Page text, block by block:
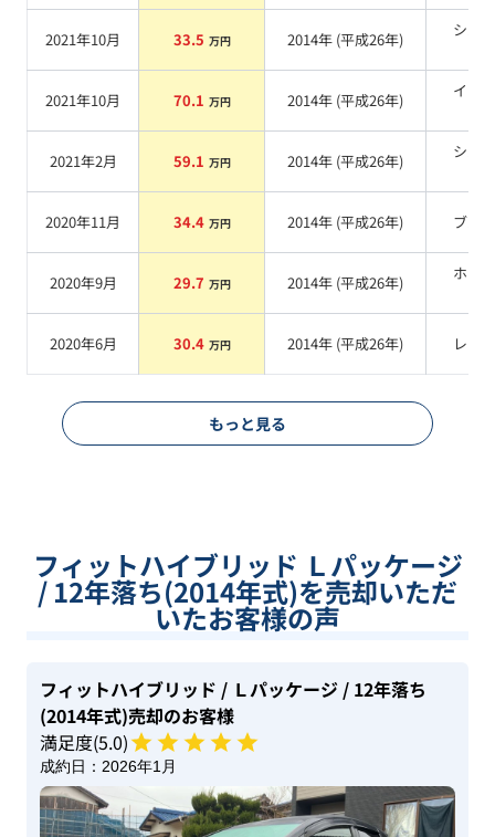
2021年10月 33.5 万円 2014年 (平成26年)
シル
2021年10月 70.1 万円 2014年 (平成26年)
イエ
2021年2月 59.1 万円 2014年 (平成26年)
シル
2020年11月 34.4 万円 2014年 (平成26年) ブルー
2020年9月 29.7 万円 2014年 (平成26年)
ホワ
2020年6月 30.4 万円 2014年 (平成26年) レッド
もっと見る
フィットハイブリッド Ｌパッケージ
/ 12年落ち(2014年式)を売却いただ
いたお客様の声
フィットハイブリッド / Ｌパッケージ / 12年落ち
(2014年式)売却のお客様
満足度(5.0)
成約日： 2026年1月